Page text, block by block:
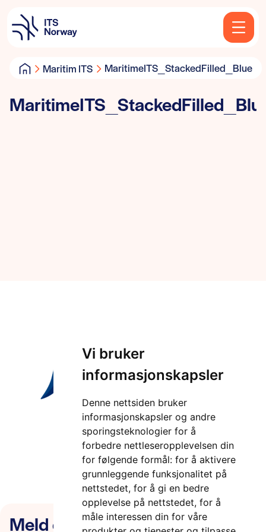
Vi bruker
informasjonskapsler
Denne nettsiden bruker
informasjonskapsler og andre
sporingsteknologier for å
forbedre nettleseropplevelsen din
for følgende formål: for å aktivere
grunnleggende funksjonalitet på
nettstedet, for å gi en bedre
opplevelse på nettstedet, for å
måle interessen din for våre
Maritim ITS MaritimeITS_StackedFilled_Blue
Meld deg på nyhetsbrevet